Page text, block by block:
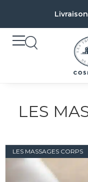
LES
LES MASSAGES CORPS